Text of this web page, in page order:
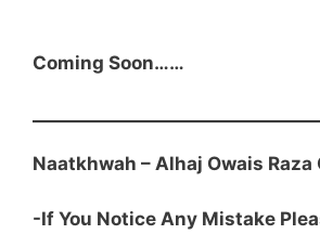
Coming Soon……
Naatkhwah – Alhaj Owais Raza
-If You Notice Any Mistake